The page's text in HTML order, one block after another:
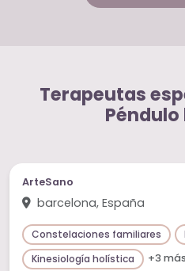
Terapeutas
ArteSano
barcelona, España
Constelaciones familiares
Kinesiología holística
+3 más